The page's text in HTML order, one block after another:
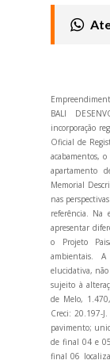
BALI
incorporação
Oficial de
acabamentos,
apartamento
Memorial
nas
referência. Na
apresentar
o Projeto
ambientais.
elucidativa,
sujeito à
de Melo,
Creci: 20.197-
pavimento;
de final 04 e
final 06